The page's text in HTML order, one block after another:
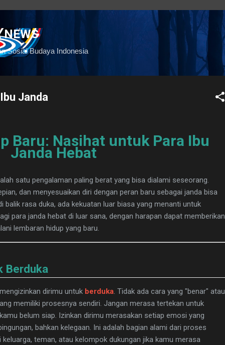
Langsung ke konten utama
NEWS
Sosial Budaya Indonesia
Janda
Baru: Nasihat untuk Para Ibu
Janda Hebat
satu pengalaman paling berat yang bisa dialami seseorang.
dan menyesuaikan diri dengan peran baru sebagai janda bisa
balik rasa duka, ada kekuatan luar biasa yang menanti untuk
para janda hebat di luar sana, dengan harapan dapat memberikan
lembaran hidup yang baru.
Berduka
dirimu untuk berduka . Tidak ada cara yang "benar" atau
memiliki prosesnya sendiri. Jangan merasa tertekan untuk
belum siap. Izinkan dirimu merasakan setiap emosi yang
bahkan kelegaan. Ini adalah bagian alami dari proses
teman, atau kelompok dukungan jika kamu merasa